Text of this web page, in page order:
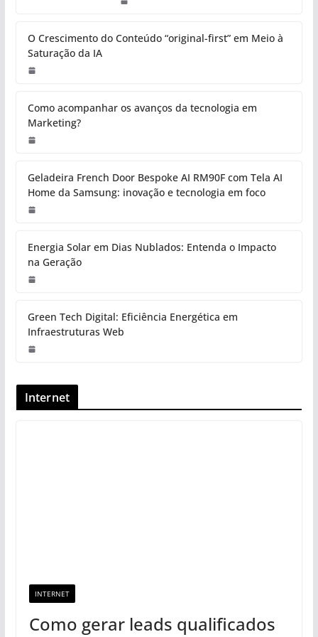
O Crescimento do Conteúdo “original-first” em Meio à
Saturação da IA
Como acompanhar os avanços da tecnologia em
Marketing?
Geladeira French Door Bespoke AI RM90F com Tela AI
Home da Samsung: inovação e tecnologia em foco
Energia Solar em Dias Nublados: Entenda o Impacto
na Geração
Green Tech Digital: Eficiência Energética em
Infraestruturas Web
Internet
INTERNET
Como gerar leads qualificados